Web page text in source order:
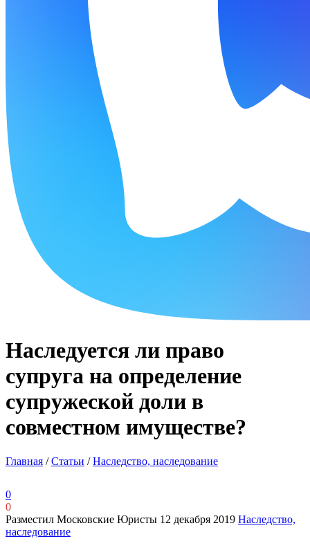
Наследуется ли право
супруга на определение
супружеской доли в
совместном имуществе?
Главная /Статьи /Наследство, наследование
0
0
Разместил Московские Юристы 12 декабря 2019 Наследство,
наследование